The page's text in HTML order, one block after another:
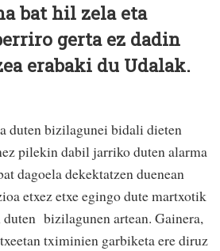
bat hil zela eta
gerta ez dadin
erabaki du Udalak.
duten bizilagunei bidali dieten
pilekin dabil jarriko duten alarma
dagoela dekektatzen duenean
etxez etxe egingo dute martxotik
duten bizilagunen artean. Gainera,
tximinien garbiketa ere diruz